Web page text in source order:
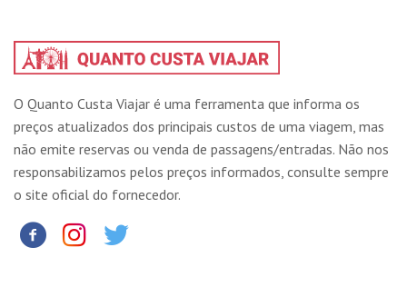
O Quanto Custa Viajar é uma ferramenta que informa os
preços atualizados dos principais custos de uma viagem, mas
não emite reservas ou venda de passagens/entradas. Não nos
responsabilizamos pelos preços informados, consulte sempre
o site oficial do fornecedor.